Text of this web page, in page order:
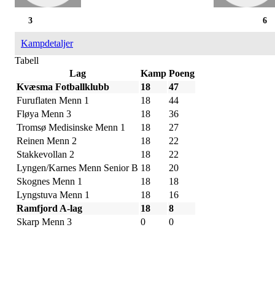
6
3
Kampdetaljer
Tabell
Lag
Kamp Poeng
Kvæsma Fotballklubb
18
47
Furuflaten Menn 1
18
44
Fløya Menn 3
18
36
Tromsø Medisinske Menn 1
18
27
Reinen Menn 2
18
22
Stakkevollan 2
18
22
Lyngen/Karnes Menn Senior B 18
20
Skognes Menn 1
18
18
Lyngstuva Menn 1
18
16
Ramfjord A-lag
18
8
Skarp Menn 3
0 0